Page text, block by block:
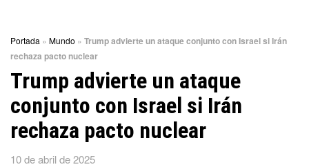
Portada » Mundo » Trump advierte un ataque conjunto con Israel si Irán
rechaza pacto nuclear
Trump advierte un ataque
conjunto con Israel si Irán
rechaza pacto nuclear
10 de abril de 2025